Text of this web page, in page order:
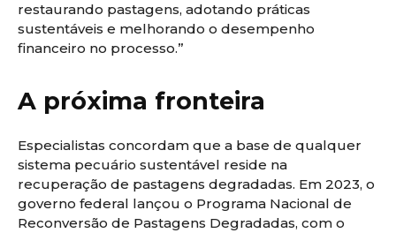
restaurando pastagens, adotando práticas
sustentáveis ​​e melhorando o desempenho
financeiro no processo.”
A próxima fronteira
Especialistas concordam que a base de qualquer
sistema pecuário sustentável reside na
recuperação de pastagens degradadas. Em 2023, o
governo federal lançou o Programa Nacional de
Reconversão de Pastagens Degradadas, com o